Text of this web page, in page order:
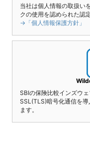
当社は個人情報の取扱い
クの使用を認められた認
→「個人情報保護方針」
SBIの保険比較インズウ
SSL(TLS)暗号化通信を
ます。